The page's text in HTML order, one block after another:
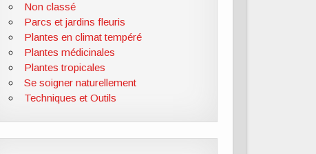
Non classé
Parcs et jardins fleuris
Plantes en climat tempéré
Plantes médicinales
Plantes tropicales
Se soigner naturellement
Techniques et Outils